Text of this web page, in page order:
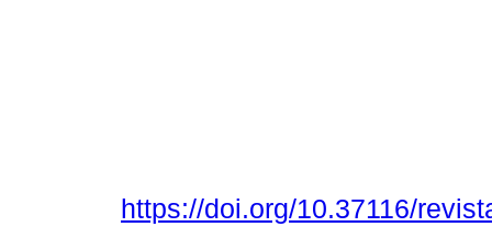
https://doi.org/10.37116/